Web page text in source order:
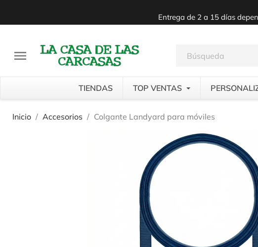
Entrega de 2 a 15 días

TIENDAS TOP VENTAS
Inicio Accesorios Colgante Landyard para móviles